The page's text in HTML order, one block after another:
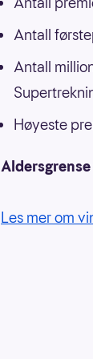
Antall
Antall
Høyeste
Les mer om